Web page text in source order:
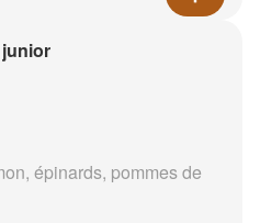
épinards, pommes de